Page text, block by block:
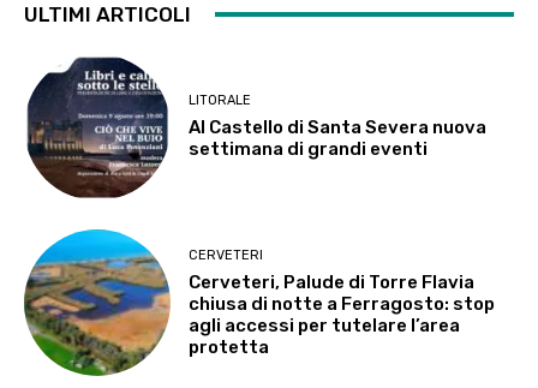
ULTIMI ARTICOLI
LITORALE
Al Castello di Santa Severa nuova
settimana di grandi eventi
CERVETERI
Cerveteri, Palude di Torre Flavia
chiusa di notte a Ferragosto: stop
agli accessi per tutelare l’area
protetta